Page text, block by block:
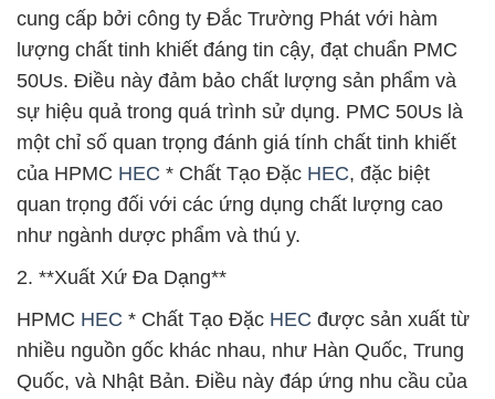
cung cấp bởi công ty Đắc Trường Phát với hàm
lượng chất tinh khiết đáng tin cậy, đạt chuẩn PMC
50Us. Điều này đảm bảo chất lượng sản phẩm và
sự hiệu quả trong quá trình sử dụng. PMC 50Us là
một chỉ số quan trọng đánh giá tính chất tinh khiết
của HPMC HEC * Chất Tạo Đặc HEC, đặc biệt
quan trọng đối với các ứng dụng chất lượng cao
như ngành dược phẩm và thú y.
2. **Xuất Xứ Đa Dạng**
HPMC HEC * Chất Tạo Đặc HEC được sản xuất từ
nhiều nguồn gốc khác nhau, như Hàn Quốc, Trung
Quốc, và Nhật Bản. Điều này đáp ứng nhu cầu của